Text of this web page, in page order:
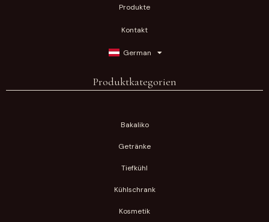
Produkte
Kontakt
German
Produktkategorien
Bakaliko
Getränke
Tiefkühl
Kühlschrank
Kosmetik